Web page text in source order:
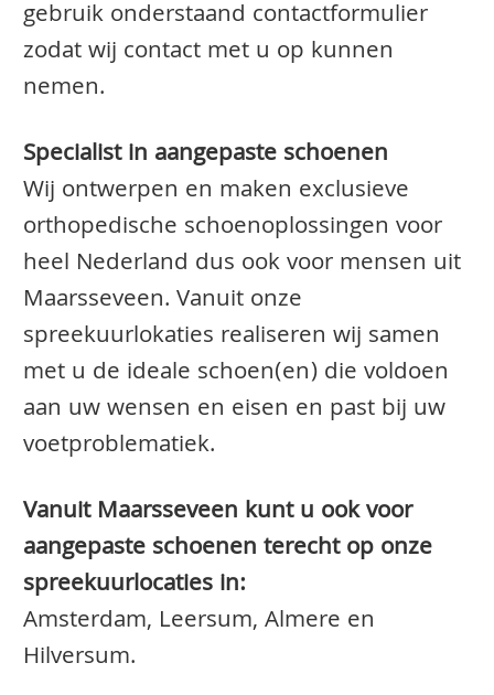
gebruik onderstaand contactformulier
zodat wij contact met u op kunnen
nemen.
Specialist in aangepaste schoenen
Wij ontwerpen en maken exclusieve
orthopedische schoenoplossingen voor
heel Nederland dus ook voor mensen uit
Maarsseveen. Vanuit onze
spreekuurlokaties realiseren wij samen
met u de ideale schoen(en) die voldoen
aan uw wensen en eisen en past bij uw
voetproblematiek.
Vanuit Maarsseveen kunt u ook voor
aangepaste schoenen terecht op onze
spreekuurlocaties in:
Amsterdam, Leersum, Almere en
Hilversum.